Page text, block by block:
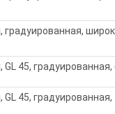
45,
45,